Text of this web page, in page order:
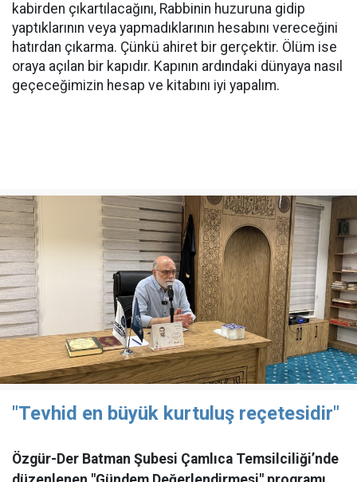
kabirden çıkartılacağını, Rabbinin huzuruna gidip
yaptıklarının veya yapmadıklarının hesabını vereceğini
hatırdan çıkarma. Çünkü ahiret bir gerçektir. Ölüm ise
oraya açılan bir kapıdır. Kapının ardındaki dünyaya nasıl
geçeceğimizin hesap ve kitabını iyi yapalım.
"Tevhid en büyük kurtuluş reçetesidir"
Özgür-Der Batman Şubesi Çamlıca Temsilciliği’nde